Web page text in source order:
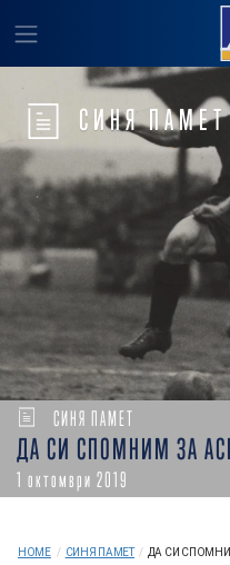
СИНЯ ПАМЕТ
СИНЯ ПАМЕТ
ДА СИ СПОМНИМ ЗА
1 октомври 2019
HOME / СИНЯ ПАМЕТ / ДА СИ